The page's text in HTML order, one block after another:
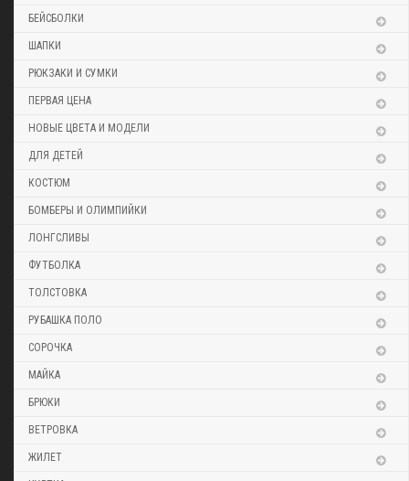
БЕЙСБОЛКИ
ШАПКИ
РЮКЗАКИ И СУМКИ
ПЕРВАЯ ЦЕНА
НОВЫЕ ЦВЕТА И МОДЕЛИ
ДЛЯ ДЕТЕЙ
КОСТЮМ
БОМБЕРЫ И ОЛИМПИЙКИ
ЛОНГСЛИВЫ
ФУТБОЛКА
ТОЛСТОВКА
РУБАШКА ПОЛО
СОРОЧКА
МАЙКА
БРЮКИ
ВЕТРОВКА
ЖИЛЕТ